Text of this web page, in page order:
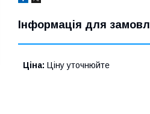
Інформація для
Ціна: Ціну уточнюйте